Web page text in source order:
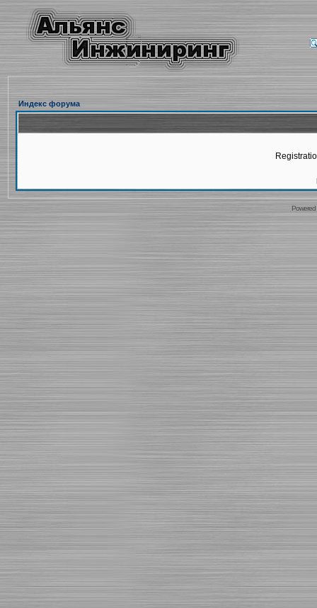
Индекс форума